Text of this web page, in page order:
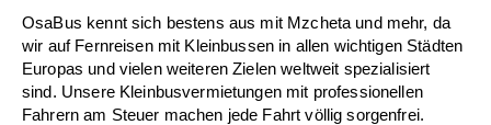
OsaBus kennt sich bestens aus mit Mzcheta und mehr, da
wir auf Fernreisen mit Kleinbussen in allen wichtigen Städten
Europas und vielen weiteren Zielen weltweit spezialisiert
sind. Unsere Kleinbusvermietungen mit professionellen
Fahrern am Steuer machen jede Fahrt völlig sorgenfrei.